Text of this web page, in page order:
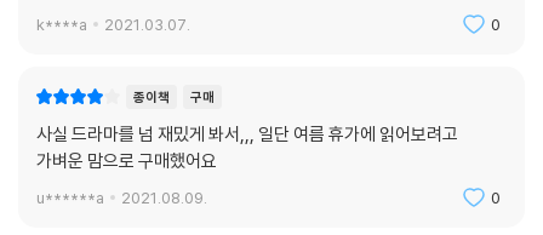
k****a 2021.03.07. 0
종이책 구매
사실 드라마를 넘 재밌게 봐서,,, 일단 여름 휴가에 읽어보려고
가벼운 맘으로 구매했어요
u******a 2021.08.09. 0